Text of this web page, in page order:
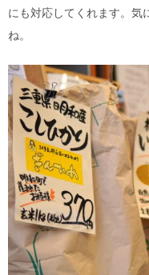
にも対応してくれます。気
ね。